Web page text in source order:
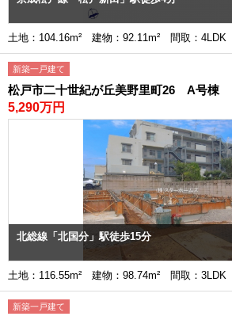
土地：104.16m² 建物：92.11m² 間取：4LDK
新築一戸建て
松戸市二十世紀が丘美野里町26 A号棟
5,290万円
北総線「北国分」駅徒歩15分
土地：116.55m² 建物：98.74m² 間取：3LDK
新築一戸建て